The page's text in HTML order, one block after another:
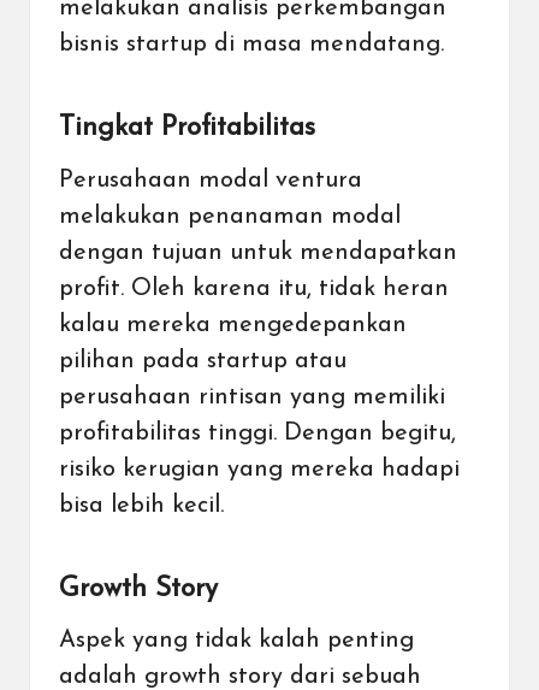
melakukan analisis perkembangan
bisnis startup di masa mendatang.
Tingkat Profitabilitas
Perusahaan modal ventura
melakukan penanaman modal
dengan tujuan untuk mendapatkan
profit. Oleh karena itu, tidak heran
kalau mereka mengedepankan
pilihan pada startup atau
perusahaan rintisan yang memiliki
profitabilitas tinggi. Dengan begitu,
risiko kerugian yang mereka hadapi
bisa lebih kecil.
Growth Story
Aspek yang tidak kalah penting
adalah growth story dari sebuah